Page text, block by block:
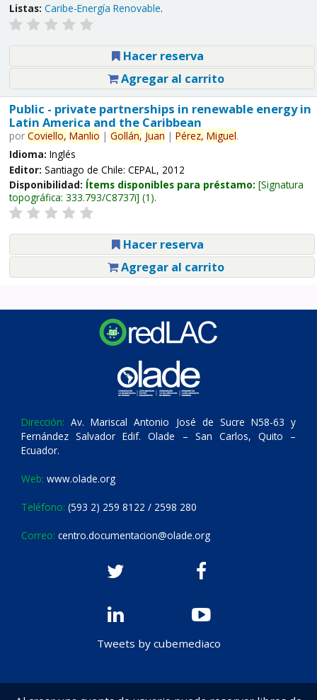
Listas: Caribe-Energía Renovable.
Hacer reserva
Agregar al carrito
Public - private partnerships in renewable energy in
Latin America and the Caribbean
por Coviello, Manlio | Gollán, Juan | Pérez, Miguel.
Idioma: Inglés
Editor: Santiago de Chile: CEPAL, 2012
Disponibilidad: Ítems disponibles para préstamo: Signatura
topográfica: 333.793/C8737i (1).
Hacer reserva
Agregar al carrito
Dirección: Av. Mariscal Antonio José de Sucre N58-63 y
Fernández Salvador Edif. Olade – San Carlos, Quito –
Ecuador.
Web: www.olade.org
Teléfono: (593 2) 259 8122 / 2598 280
Correo: centro.documentacion@olade.org
Tweets by cubemediaco